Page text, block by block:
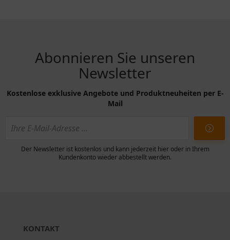
Abonnieren Sie unseren
Newsletter
Kostenlose exklusive Angebote und Produktneuheiten per E-
Mail
Der Newsletter ist kostenlos und kann jederzeit hier oder in Ihrem
Kundenkonto wieder abbestellt werden.
KONTAKT